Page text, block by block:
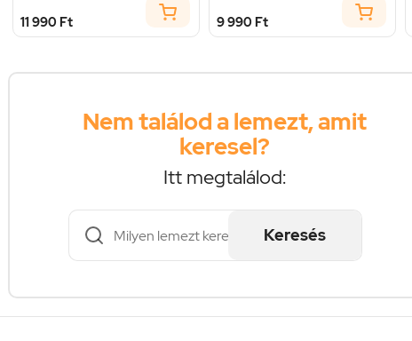
11 990 Ft 9 990 Ft
Nem találod a lemezt, amit
keresel?
Itt megtalálod:
Keresés